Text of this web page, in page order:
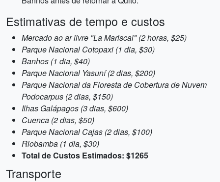
Estimativas de tempo e custos
Mercado ao ar livre "La Mariscal" (2 horas, $25)
Parque Nacional Cotopaxi (1 dia, $30)
Banhos (1 dia, $40)
Parque Nacional Yasuní (2 dias, $200)
Parque Nacional da Floresta de Cobertura de Nuvem
Podocarpus (2 dias, $150)
Ilhas Galápagos (3 dias, $600)
Cuenca (2 dias, $50)
Parque Nacional Cajas (2 dias, $100)
Riobamba (1 dia, $30)
Total de Custos Estimados: $1265
Transporte